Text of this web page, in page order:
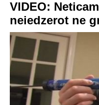
VIDEO:
neiedzerot ne